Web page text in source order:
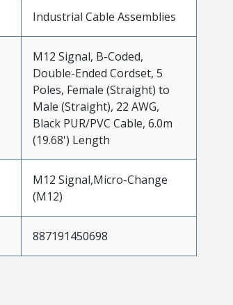
Industrial Cable Assemblies
M12 Signal, B-Coded,
Double-Ended Cordset, 5
Poles, Female (Straight) to
Male (Straight), 22 AWG,
Black PUR/PVC Cable, 6.0m
(19.68') Length
M12 Signal,Micro-Change
(M12)
887191450698